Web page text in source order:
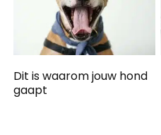
Dit is waarom jouw hond
gaapt